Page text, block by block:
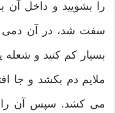
را بشویید و داخل آن
سفت شد، در آن دمی
بسیار کم کنید و
می کشد. سپس آن را